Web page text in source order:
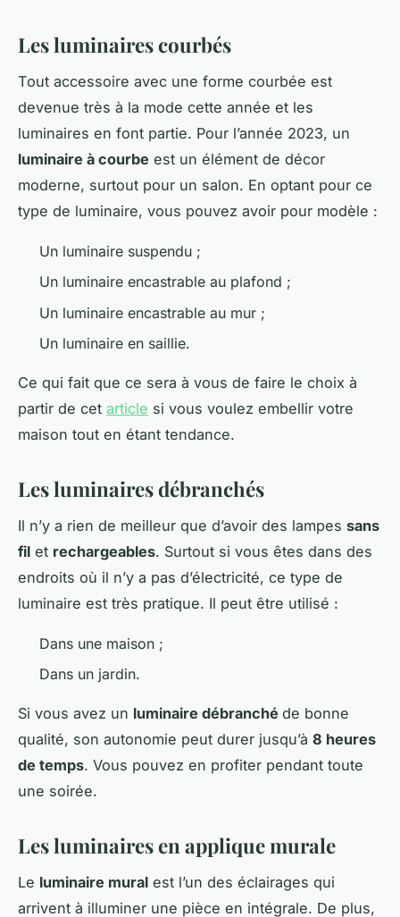
Les luminaires courbés
Tout accessoire avec une forme courbée est
devenue très à la mode cette année et les
luminaires en font partie. Pour l’année 2023, un
luminaire à courbe est un élément de décor
moderne, surtout pour un salon. En optant pour ce
type de luminaire, vous pouvez avoir pour modèle :
Un luminaire suspendu ;
Un luminaire encastrable au plafond ;
Un luminaire encastrable au mur ;
Un luminaire en saillie.
Ce qui fait que ce sera à vous de faire le choix à
partir de cet article si vous voulez embellir votre
maison tout en étant tendance.
Les luminaires débranchés
Il n’y a rien de meilleur que d’avoir des lampes sans
fil et rechargeables. Surtout si vous êtes dans des
endroits où il n’y a pas d’électricité, ce type de
luminaire est très pratique. Il peut être utilisé :
Dans une maison ;
Dans un jardin.
Si vous avez un luminaire débranché de bonne
qualité, son autonomie peut durer jusqu’à 8 heures
de temps. Vous pouvez en profiter pendant toute
une soirée.
Les luminaires en applique murale
Le luminaire mural est l’un des éclairages qui
arrivent à illuminer une pièce en intégrale. De plus,